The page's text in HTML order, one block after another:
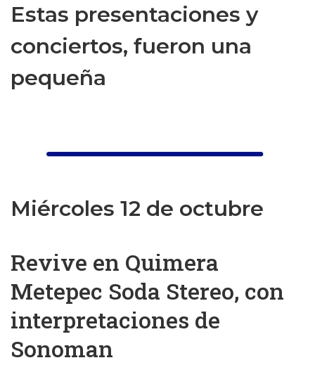
Estas presentaciones y
conciertos, fueron una
pequeña
Miércoles 12 de octubre
Revive en Quimera
Metepec Soda Stereo, con
interpretaciones de
Sonoman